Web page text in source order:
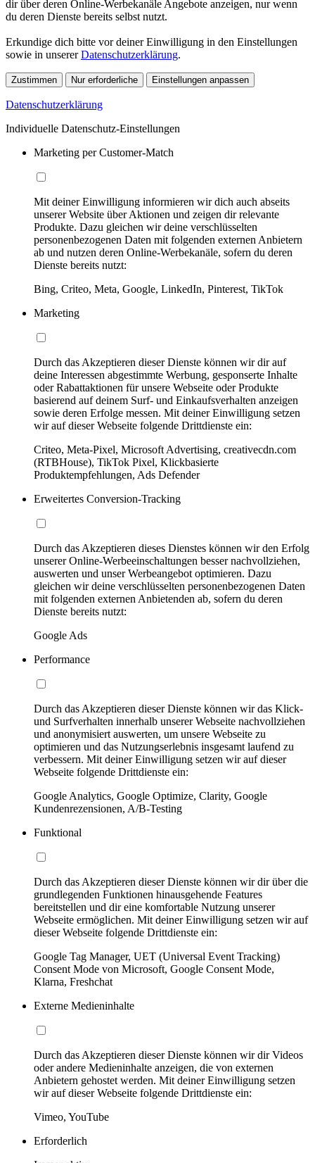
dir über deren Online-Werbekanäle Angebote anzeigen, nur wenn
du deren Dienste bereits selbst nutzt.
Erkundige dich bitte vor deiner Einwilligung in den Einstellungen
sowie in unsererDatenschutzerklärung.
Zustimmen Nur erforderliche Einstellungen anpassen
Datenschutzerklärung
Individuelle Datenschutz-Einstellungen
Marketing per Customer-Match
Mit deiner Einwilligung informieren wir dich auch abseits
unserer Website über Aktionen und zeigen dir relevante
Produkte. Dazu gleichen wir deine verschlüsselten
personenbezogenen Daten mit folgenden externen Anbietern
ab und nutzen deren Online-Werbekanäle, sofern du deren
Dienste bereits nutzt:
Bing, Criteo, Meta, Google, LinkedIn, Pinterest, TikTok
Marketing
Durch das Akzeptieren dieser Dienste können wir dir auf
deine Interessen abgestimmte Werbung, gesponserte Inhalte
oder Rabattaktionen für unsere Webseite oder Produkte
basierend auf deinem Surf- und Einkaufsverhalten anzeigen
sowie deren Erfolge messen. Mit deiner Einwilligung setzen
wir auf dieser Webseite folgende Drittdienste ein:
Criteo, Meta-Pixel, Microsoft Advertising, creativecdn.com
(RTBHouse), TikTok Pixel, Klickbasierte
Produktempfehlungen, Ads Defender
Erweitertes Conversion-Tracking
Durch das Akzeptieren dieses Dienstes können wir den Erfolg
unserer Online-Werbeeinschaltungen besser nachvollziehen,
auswerten und unser Werbeangebot optimieren. Dazu
gleichen wir deine verschlüsselten personenbezogenen Daten
mit folgenden externen Anbietenden ab, sofern du deren
Dienste bereits nutzt:
Google Ads
Performance
Durch das Akzeptieren dieser Dienste können wir das Klick-
und Surfverhalten innerhalb unserer Webseite nachvollziehen
und anonymisiert auswerten, um unsere Webseite zu
optimieren und das Nutzungserlebnis insgesamt laufend zu
verbessern. Mit deiner Einwilligung setzen wir auf dieser
Webseite folgende Drittdienste ein:
Google Analytics, Google Optimize, Clarity, Google
Kundenrezensionen, A/B-Testing
Funktional
Durch das Akzeptieren dieser Dienste können wir dir über die
grundlegenden Funktionen hinausgehende Features
bereitstellen und dir eine komfortable Nutzung unserer
Webseite ermöglichen. Mit deiner Einwilligung setzen wir auf
dieser Webseite folgende Drittdienste ein:
Google Tag Manager, UET (Universal Event Tracking)
Consent Mode von Microsoft, Google Consent Mode,
Klarna, Freshchat
Externe Medieninhalte
Durch das Akzeptieren dieser Dienste können wir dir Videos
oder andere Medieninhalte anzeigen, die von externen
Anbietern gehostet werden. Mit deiner Einwilligung setzen
wir auf dieser Webseite folgende Drittdienste ein:
Vimeo, YouTube
Erforderlich